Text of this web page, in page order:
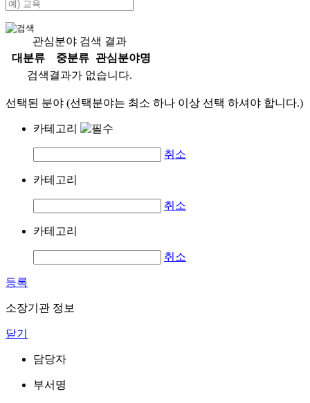
관심분야 검색 결과
대분류
중분류
관심분야명
검색결과가 없습니다.
선택된 분야 (선택분야는 최소 하나 이상 선택 하셔야 합니다.)
카테고리
취소
카테고리
취소
카테고리
취소
등록
소장기관 정보
닫기
담당자
부서명